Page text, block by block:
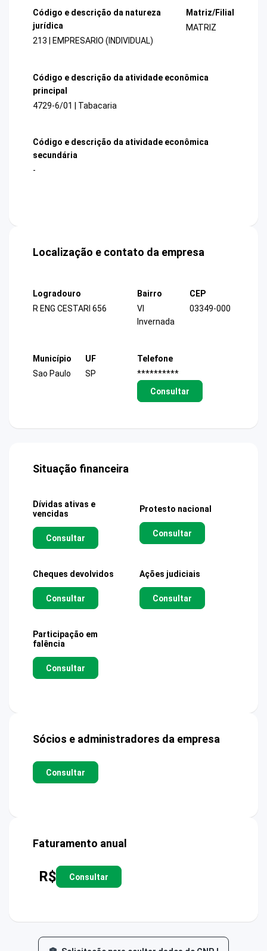
Código e descrição da natureza
jurídica
213 | EMPRESARIO (INDIVIDUAL)
Matriz/Filial
MATRIZ
Código e descrição da atividade econômica
principal
4729-6/01 | Tabacaria
Código e descrição da atividade econômica
secundária
-
Localização e contato da empresa
Logradouro
R ENG CESTARI 656
Bairro
Vl
Invernada
CEP
03349-000
Município
Sao Paulo
UF
SP
Telefone
**********
Consultar
Situação financeira
Dívidas ativas e
vencidas
Consultar
Protesto nacional
Consultar
Cheques devolvidos
Consultar
Ações judiciais
Consultar
Participação em
falência
Consultar
Sócios e administradores da empresa
Consultar
Faturamento anual
R$ Consultar